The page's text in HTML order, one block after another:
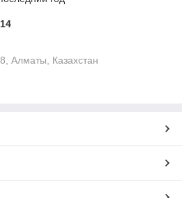
Алматы, Казахстан